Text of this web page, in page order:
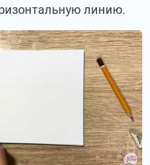
линию.